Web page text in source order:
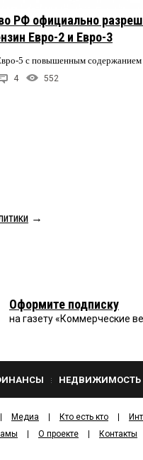
РФ официально
Евро-2 и Евро-3
5 с повышенным содержанием
4 552
→
Оформите подписку
на газету «Коммерческие
НЕДВИЖИМОСТЬ
Медиа Кто есть кто
О проекте Контакты